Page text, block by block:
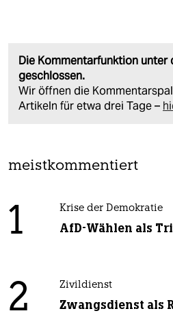
Die Kommentarfunktion unter
geschlossen.
Wir öffnen die
Artikeln für etwa drei Tage –
meistkommentiert
1 Krise der Demokratie
AfD-Wählen als
2 Zivildienst
Zwangsdienst als